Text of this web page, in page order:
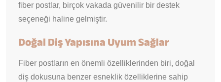
fiber postlar, birçok vakada güvenilir bir destek
seçeneği haline gelmiştir.
Doğal Diş Yapısına Uyum Sağlar
Fiber postların en önemli özelliklerinden biri, doğal
diş dokusuna benzer esneklik özelliklerine sahip